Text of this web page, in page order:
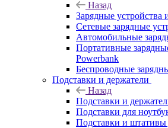
Назад
Зарядные устройства
Сетевые зарядные
Автомобильные
Портативные
Powerbank
Беспроводные
Подставки и держатели
Назад
Подставки и
Подставки для
Подставки и штативы